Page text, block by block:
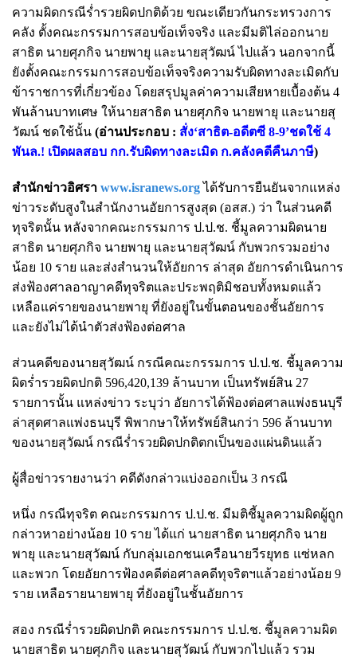
ความผิดกรณีร่ำรวยผิดปกติด้วย ขณะเดียวกันกระทรวงการ
คลัง ตั้งคณะกรรมการสอบข้อเท็จจริง และมีมติไล่ออกนาย
สาธิต นายศุภกิจ นายพายุ และนายสุวัฒน์ ไปแล้ว นอกจากนี้
ยังตั้งคณะกรรมการสอบข้อเท็จจริงความรับผิดทางละเมิดกับ
ข้าราชการที่เกี่ยวข้อง โดยสรุปมูลค่าความเสียหายเบื้องต้น 4
พันล้านบาทเศษ ให้นายสาธิต นายศุภกิจ นายพายุ และนายสุ
วัฒน์ ชดใช้นั้น (อ่านประกอบ : สั่ง‘สาธิต-อดีตซี 8-9’ชดใช้ 4
พันล.! เปิดผลสอบ กก.รับผิดทางละเมิด ก.คลังคดีคืนภาษี)
สำนักข่าวอิศรา www.isranews.org ได้รับการยืนยันจากแหล่ง
ข่าวระดับสูงในสำนักงานอัยการสูงสุด (อสส.) ว่า ในส่วนคดี
ทุจริตนั้น หลังจากคณะกรรมการ ป.ป.ช. ชี้มูลความผิดนาย
สาธิต นายศุภกิจ นายพายุ และนายสุวัฒน์ กับพวกรวมอย่าง
น้อย 10 ราย และส่งสำนวนให้อัยการ ล่าสุด อัยการดำเนินการ
ส่งฟ้องศาลอาญาคดีทุจริตและประพฤติมิชอบทั้งหมดแล้ว
เหลือแค่รายของนายพายุ ที่ยังอยู่ในขั้นตอนของชั้นอัยการ
และยังไม่ได้นำตัวส่งฟ้องต่อศาล
ส่วนคดีของนายสุวัฒน์ กรณีคณะกรรมการ ป.ป.ช. ชี้มูลความ
ผิดร่ำรวยผิดปกติ 596,420,139 ล้านบาท เป็นทรัพย์สิน 27
รายการนั้น แหล่งข่าว ระบุว่า อัยการได้ฟ้องต่อศาลแพ่งธนบุรี
ล่าสุดศาลแพ่งธนบุรี พิพากษาให้ทรัพย์สินกว่า 596 ล้านบาท
ของนายสุวัฒน์ กรณีร่ำรวยผิดปกติตกเป็นของแผ่นดินแล้ว
ผู้สื่อข่าวรายงานว่า คดีดังกล่าวแบ่งออกเป็น 3 กรณี
หนึ่ง กรณีทุจริต คณะกรรมการ ป.ป.ช. มีมติชี้มูลความผิดผู้ถูก
กล่าวหาอย่างน้อย 10 ราย ได้แก่ นายสาธิต นายศุภกิจ นาย
พายุ และนายสุวัฒน์ กับกลุ่มเอกชนเครือนายวีรยุทธ แซ่หลก
และพวก โดยอัยการฟ้องคดีต่อศาลคดีทุจริตฯแล้วอย่างน้อย 9
ราย เหลือรายนายพายุ ที่ยังอยู่ในชั้นอัยการ
สอง กรณีร่ำรวยผิดปกติ คณะกรรมการ ป.ป.ช. ชี้มูลความผิด
นายสาธิต นายศุภกิจ และนายสุวัฒน์ กับพวกไปแล้ว รวม